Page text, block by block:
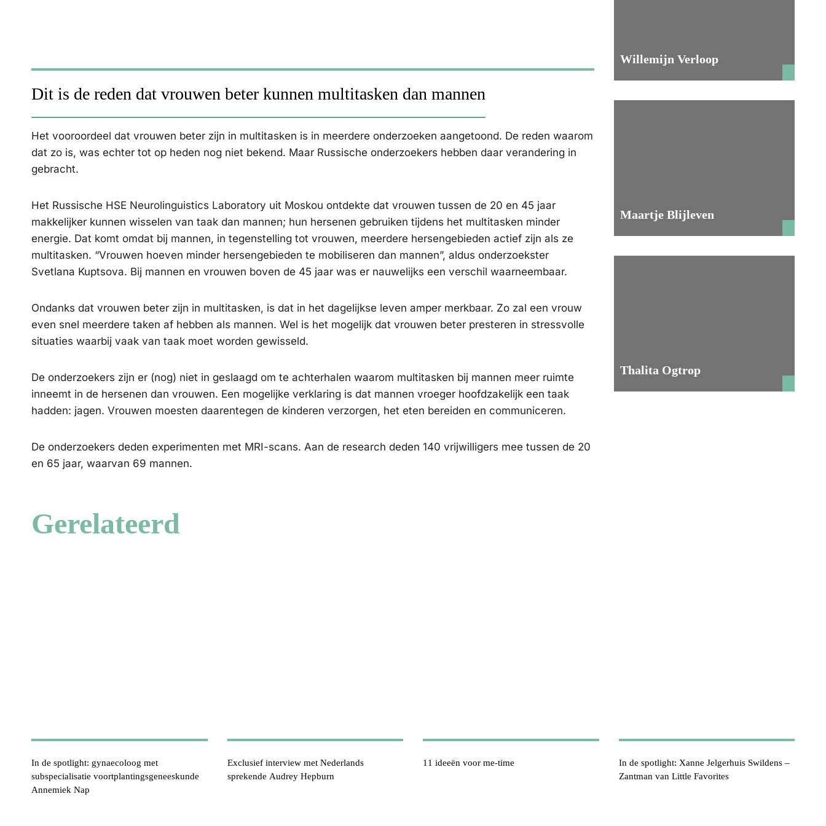
Dit is de reden dat vrouwen beter kunnen multitasken dan mannen
Het vooroordeel dat vrouwen beter zijn in multitasken is in meerdere onderzoeken aangetoond. De reden waarom
dat zo is, was echter tot op heden nog niet bekend. Maar Russische onderzoekers hebben daar verandering in
gebracht.
Het Russische HSE Neurolinguistics Laboratory uit Moskou ontdekte dat vrouwen tussen de 20 en 45 jaar
makkelijker kunnen wisselen van taak dan mannen; hun hersenen gebruiken tijdens het multitasken minder
energie. Dat komt omdat bij mannen, in tegenstelling tot vrouwen, meerdere hersengebieden actief zijn als ze
multitasken. “Vrouwen hoeven minder hersengebieden te mobiliseren dan mannen”, aldus onderzoekster
Svetlana Kuptsova. Bij mannen en vrouwen boven de 45 jaar was er nauwelijks een verschil waarneembaar.
Ondanks dat vrouwen beter zijn in multitasken, is dat in het dagelijkse leven amper merkbaar. Zo zal een vrouw
even snel meerdere taken af hebben als mannen. Wel is het mogelijk dat vrouwen beter presteren in stressvolle
situaties waarbij vaak van taak moet worden gewisseld.
De onderzoekers zijn er (nog) niet in geslaagd om te achterhalen waarom multitasken bij mannen meer ruimte
inneemt in de hersenen dan vrouwen. Een mogelijke verklaring is dat mannen vroeger hoofdzakelijk een taak
hadden: jagen. Vrouwen moesten daarentegen de kinderen verzorgen, het eten bereiden en communiceren.
De onderzoekers deden experimenten met MRI-scans. Aan de research deden 140 vrijwilligers mee tussen de 20
en 65 jaar, waarvan 69 mannen.
Willemijn Verloop
Maartje Blijleven
Thalita Ogtrop
Gerelateerd
In de spotlight: gynaecoloog met
subspecialisatie voortplantingsgeneeskunde
Annemiek Nap
Exclusief interview met Nederlands
sprekende Audrey Hepburn
11 ideeën voor me-time
In de spotlight: Xanne Jelgerhuis Swildens –
Zantman van Little Favorites